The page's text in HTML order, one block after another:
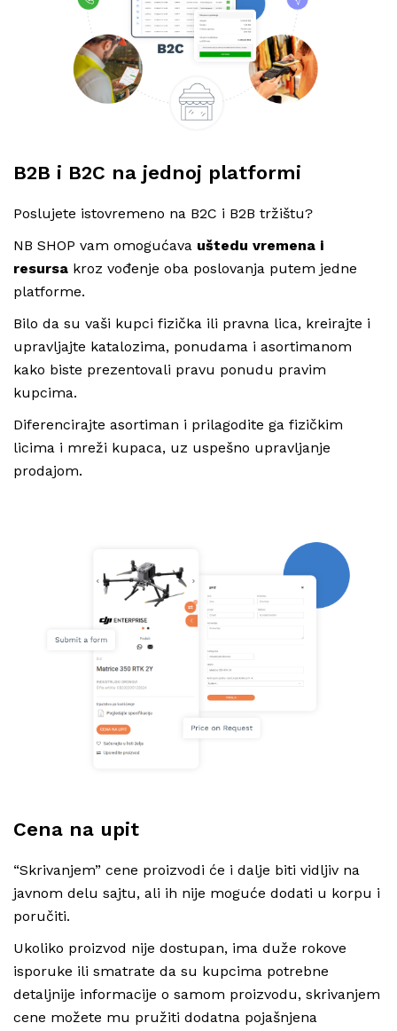
B2B i B2C na jednoj platformi
Poslujete istovremeno na B2C i B2B tržištu?
NB SHOP vam omogućava uštedu vremena i
resursa kroz vođenje oba poslovanja putem jedne
platforme.
Bilo da su vaši kupci fizička ili pravna lica, kreirajte i
upravljajte katalozima, ponudama i asortimanom
kako biste prezentovali pravu ponudu pravim
kupcima.
Diferencirajte asortiman i prilagodite ga fizičkim
licima i mreži kupaca, uz uspešno upravljanje
prodajom.
Cena na upit
“Skrivanjem” cene proizvodi će i dalje biti vidljiv na
javnom delu sajtu, ali ih nije moguće dodati u korpu i
poručiti.
Ukoliko proizvod nije dostupan, ima duže rokove
isporuke ili smatrate da su kupcima potrebne
detaljnije informacije o samom proizvodu, skrivanjem
cene možete mu pružiti dodatna pojašnjena